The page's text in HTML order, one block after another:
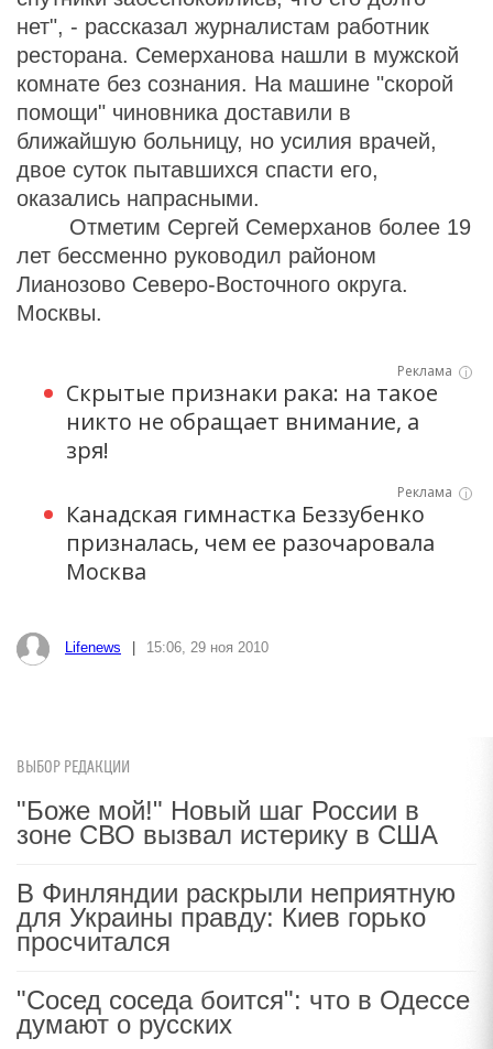
нет", - рассказал журналистам работник
ресторана. Семерханова нашли в мужской
комнате без сознания. На машине "скорой
помощи" чиновника доставили в
ближайшую больницу, но усилия врачей,
двое суток пытавшихся спасти его,
оказались напрасными.
Отметим Сергей Семерханов более 19
лет бессменно руководил районом
Лианозово Северо-Восточного округа.
Москвы.
i
Скрытые признаки рака: на такое
никто не обращает внимание, а
зря!
i
Канадская гимнастка Беззубенко
призналась, чем ее разочаровала
Москва
Lifenews 15:06, 29 ноя 2010
ВЫБОР РЕДАКЦИИ
"Боже мой!" Новый шаг России в
зоне СВО вызвал истерику в США
В Финляндии раскрыли неприятную
для Украины правду: Киев горько
просчитался
"Сосед соседа боится": что в Одессе
думают о русских